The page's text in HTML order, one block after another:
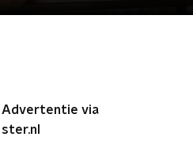
Advertentie via
ster.nl